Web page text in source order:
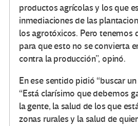
productos agrícolas y los que
inmediaciones de las
los agrotóxicos. Pero tenemos
para que esto no se convierta
contra la producción”, opinó.
En ese sentido pidió “buscar
“Está clarísimo que debemos
la gente, la salud de los que
zonas rurales y la salud de